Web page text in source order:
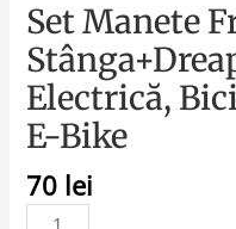
Set Manete
Electrică,
E-Bike
70 lei